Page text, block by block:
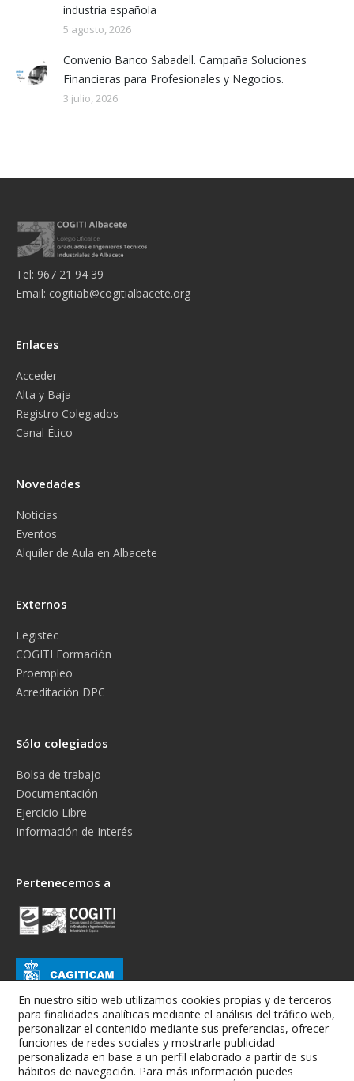
industria española
5 agosto, 2026
Convenio Banco Sabadell. Campaña Soluciones
Financieras para Profesionales y Negocios.
3 julio, 2026
Tel: 967 21 94 39
Email: cogitiab@cogitialbacete.org
Enlaces
Acceder
Alta y Baja
Registro Colegiados
Canal Ético
Novedades
Noticias
Eventos
Alquiler de Aula en Albacete
Externos
Legistec
COGITI Formación
Proempleo
Acreditación DPC
Sólo colegiados
Bolsa de trabajo
Documentación
Ejercicio Libre
Información de Interés
Pertenecemos a
En nuestro sitio web utilizamos cookies propias y de terceros
para finalidades analíticas mediante el análisis del tráfico web,
personalizar el contenido mediante sus preferencias, ofrecer
funciones de redes sociales y mostrarle publicidad
personalizada en base a un perfil elaborado a partir de sus
hábitos de navegación. Para más información puedes